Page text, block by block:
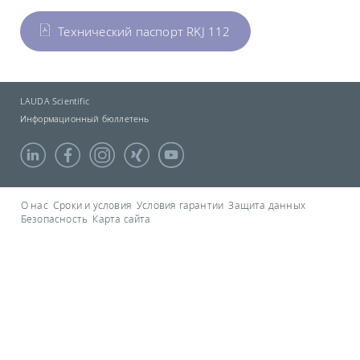
Технический паспорт RKJ 112
LAUDA Scientific
Информационный бюллетень
О нас Сроки и условия Условия гарантии Защита данных
Безопасность Карта сайта